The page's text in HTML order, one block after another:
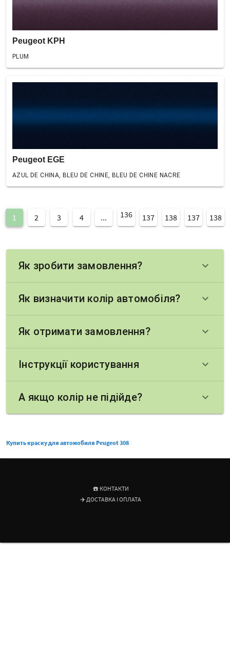
Peugeot KPH
PLUM
Peugeot EGE
AZUL DE CHINA, BLEU DE CHINE, BLEU DE CHINE NACRE
1 2 3 4 ... 136 137 138 137 138
Як зробити замовлення? keyboard_arrow_down
Як визначити колір автомобіля? keyboard_arrow_down
Як отримати замовлення? keyboard_arrow_down
Інструкції користування keyboard_arrow_down
А якщо колір не підійде? keyboard_arrow_down
Купить краску для автомобиля Peugeot 308
☎️ КОНТАКТИ
✈️ ДОСТАВКА І ОПЛАТА